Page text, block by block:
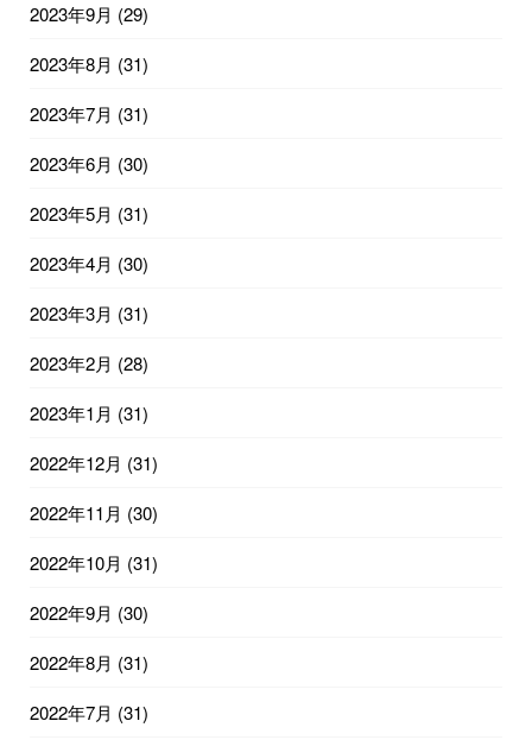
2023年9月 (29)
2023年8月 (31)
2023年7月 (31)
2023年6月 (30)
2023年5月 (31)
2023年4月 (30)
2023年3月 (31)
2023年2月 (28)
2023年1月 (31)
2022年12月 (31)
2022年11月 (30)
2022年10月 (31)
2022年9月 (30)
2022年8月 (31)
2022年7月 (31)